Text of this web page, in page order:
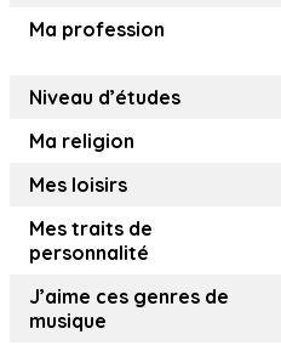
Ma profession
Niveau d’études
Ma religion
Mes loisirs
Mes traits de
personnalité
J’aime ces genres de
musique